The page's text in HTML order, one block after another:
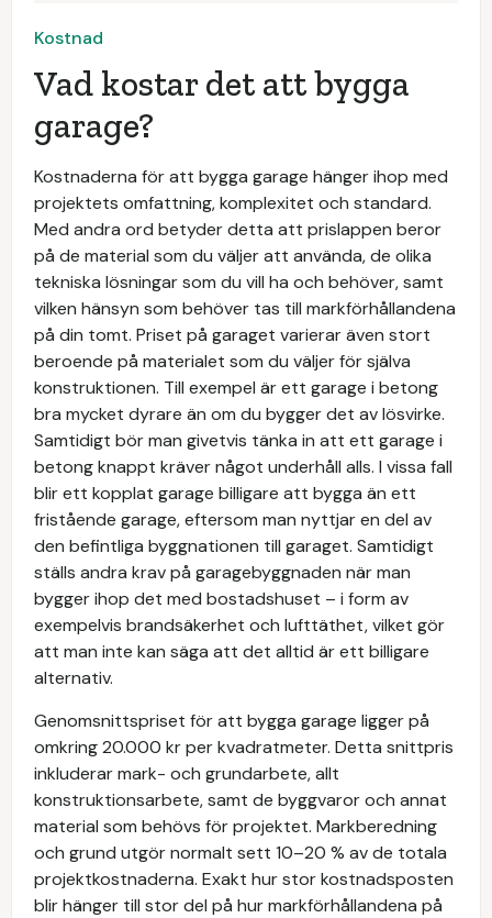
Kostnad
Vad kostar det att bygga
garage?
Kostnaderna för att bygga garage hänger ihop med
projektets omfattning, komplexitet och standard.
Med andra ord betyder detta att prislappen beror
på de material som du väljer att använda, de olika
tekniska lösningar som du vill ha och behöver, samt
vilken hänsyn som behöver tas till markförhållandena
på din tomt. Priset på garaget varierar även stort
beroende på materialet som du väljer för själva
konstruktionen. Till exempel är ett garage i betong
bra mycket dyrare än om du bygger det av lösvirke.
Samtidigt bör man givetvis tänka in att ett garage i
betong knappt kräver något underhåll alls. I vissa fall
blir ett kopplat garage billigare att bygga än ett
fristående garage, eftersom man nyttjar en del av
den befintliga byggnationen till garaget. Samtidigt
ställs andra krav på garagebyggnaden när man
bygger ihop det med bostadshuset – i form av
exempelvis brandsäkerhet och lufttäthet, vilket gör
att man inte kan säga att det alltid är ett billigare
alternativ.
Genomsnittspriset för att bygga garage ligger på
omkring 20.000 kr per kvadratmeter. Detta snittpris
inkluderar mark- och grundarbete, allt
konstruktionsarbete, samt de byggvaror och annat
material som behövs för projektet. Markberedning
och grund utgör normalt sett 10–20 % av de totala
projektkostnaderna. Exakt hur stor kostnadsposten
blir hänger till stor del på hur markförhållandena på